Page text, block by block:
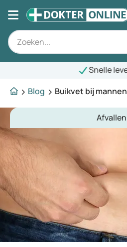
Blog
Buikvet bij mannen
Afvallen